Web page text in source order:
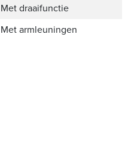
Met draaifunctie
Met armleuningen